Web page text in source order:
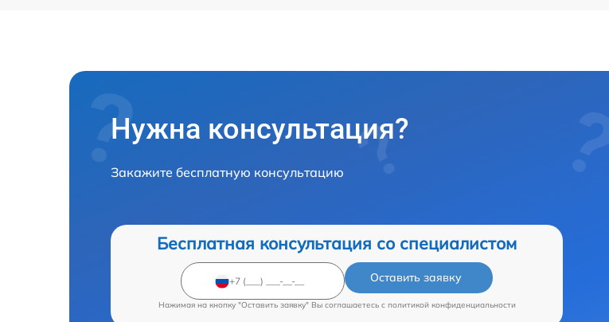
Нужна консультация?
Закажите бесплатную консультацию
Бесплатная консультация со специалистом
Оставить заявку
Нажимая на кнопку "Оставить заявку" Вы соглашаетесь c политикой конфиденциальности